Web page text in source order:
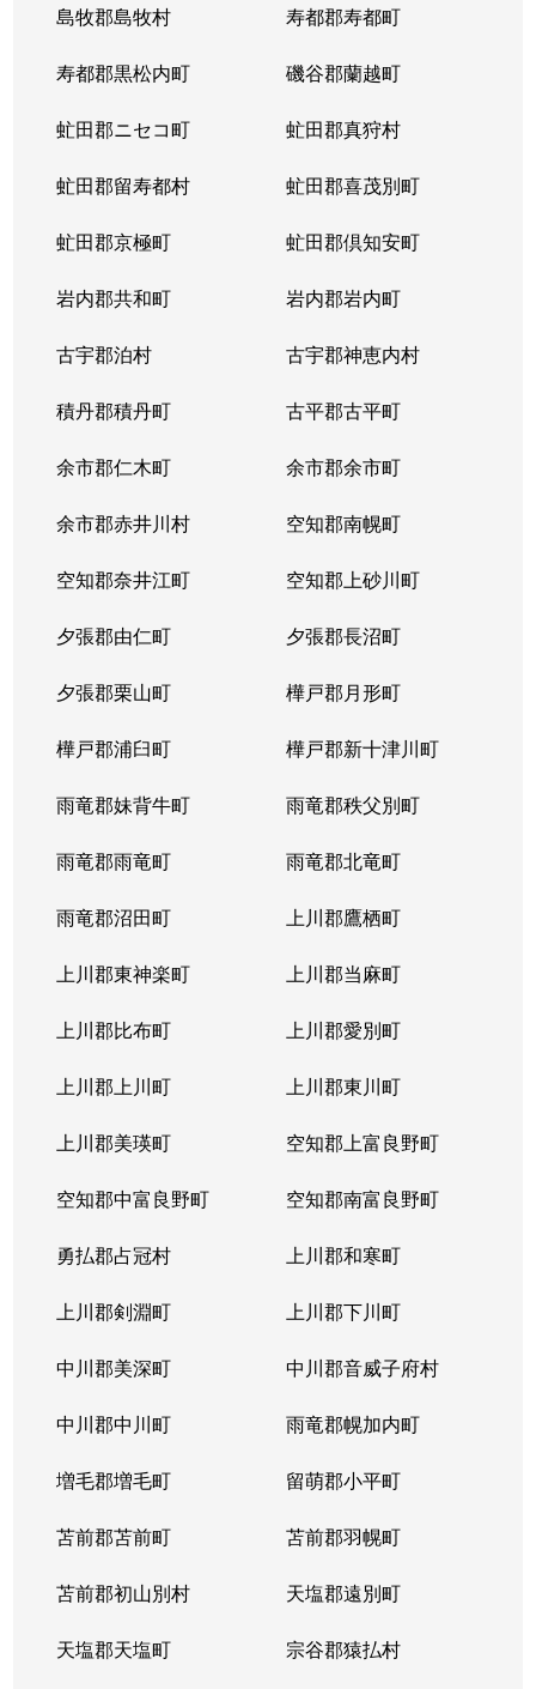
島牧郡島牧村 寿都郡寿都町
寿都郡黒松内町 磯谷郡蘭越町
虻田郡ニセコ町 虻田郡真狩村
虻田郡留寿都村 虻田郡喜茂別町
虻田郡京極町 虻田郡倶知安町
岩内郡共和町 岩内郡岩内町
古宇郡泊村 古宇郡神恵内村
積丹郡積丹町 古平郡古平町
余市郡仁木町 余市郡余市町
余市郡赤井川村 空知郡南幌町
空知郡奈井江町 空知郡上砂川町
夕張郡由仁町 夕張郡長沼町
夕張郡栗山町 樺戸郡月形町
樺戸郡浦臼町 樺戸郡新十津川町
雨竜郡妹背牛町 雨竜郡秩父別町
雨竜郡雨竜町 雨竜郡北竜町
雨竜郡沼田町 上川郡鷹栖町
上川郡東神楽町 上川郡当麻町
上川郡比布町 上川郡愛別町
上川郡上川町 上川郡東川町
上川郡美瑛町 空知郡上富良野町
空知郡中富良野町 空知郡南富良野町
勇払郡占冠村 上川郡和寒町
上川郡剣淵町 上川郡下川町
中川郡美深町 中川郡音威子府村
中川郡中川町 雨竜郡幌加内町
増毛郡増毛町 留萌郡小平町
苫前郡苫前町 苫前郡羽幌町
苫前郡初山別村 天塩郡遠別町
天塩郡天塩町 宗谷郡猿払村